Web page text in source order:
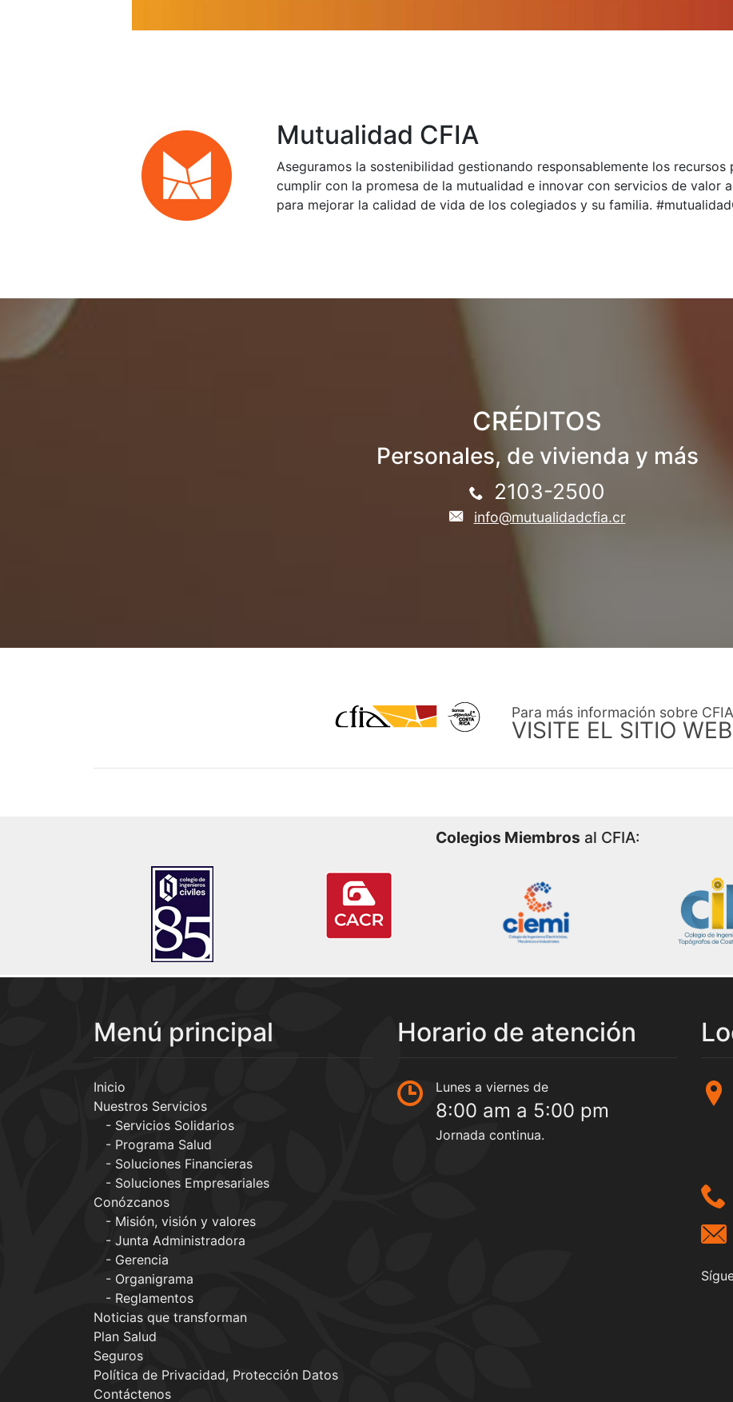
Mutualidad CFIA
Aseguramos la sostenibilidad gestionando responsablemente los recursos
cumplir con la promesa de la mutualidad e innovar con servicios de valor
para mejorar la calidad de vida de los colegiados y su familia.
CRÉDITOS
Personales, de vivienda y más
2103-2500
info@mutualidadcfia.cr
Para más información sobre CFIA
VISITE EL SITIO WEB
Colegios Miembros al CFIA:
Menú principal
Inicio
Nuestros Servicios
Servicios Solidarios
Programa Salud
Soluciones Financieras
Soluciones Empresariales
Conózcanos
Misión, visión y valores
Junta Administradora
Gerencia
Organigrama
Reglamentos
Noticias que transforman
Plan Salud
Seguros
Política de Privacidad, Protección Datos
Contáctenos
Horario de atención
Lunes a viernes de
8:00 am a 5:00 pm
Jornada continua.